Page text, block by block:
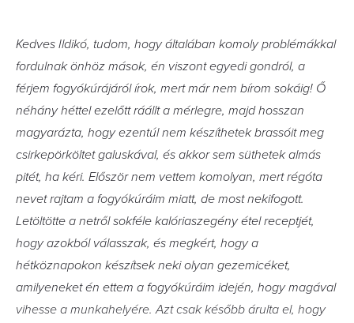
Kedves Ildikó, tudom, hogy általában komoly problémákkal
fordulnak önhöz mások, én viszont egyedi gondról, a
férjem fogyókúrájáról írok, mert már nem bírom sokáig! Ő
néhány héttel ezelőtt ráállt a mérlegre, majd hosszan
magyarázta, hogy ezentúl nem készíthetek brassóit meg
csirkepörköltet galuskával, és akkor sem süthetek almás
pitét, ha kéri. Először nem vettem komolyan, mert régóta
nevet rajtam a fogyókúráim miatt, de most nekifogott.
Letöltötte a netről sokféle kalóriaszegény étel receptjét,
hogy azokból válasszak, és megkért, hogy a
hétköznapokon készítsek neki olyan gezemicéket,
amilyeneket én ettem a fogyókúráim idején, hogy magával
vihesse a munkahelyére. Azt csak később árulta el, hogy